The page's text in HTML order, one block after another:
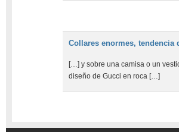
Collares enormes, tendencia
[…] y sobre una camisa o un
diseño de Gucci en roca […]